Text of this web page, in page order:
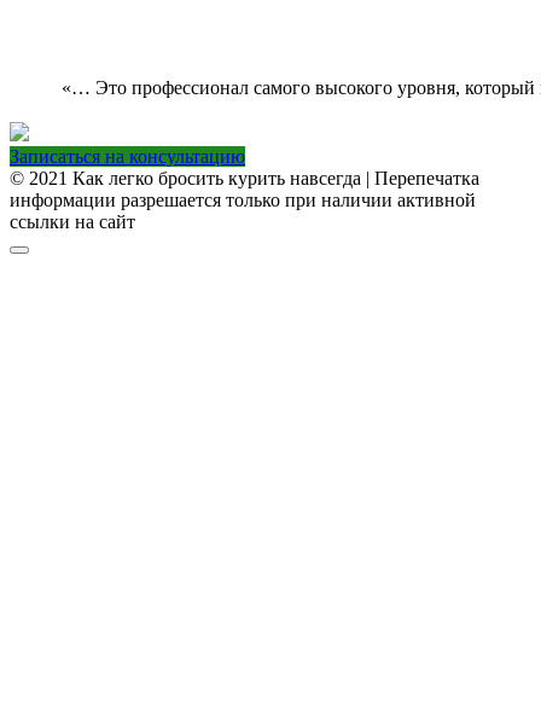
«… Это профессионал самого высокого уровня,
Записаться на консультацию
© 2021 Как легко бросить курить навсегда | Перепечатка
информации разрешается только при наличии активной
ссылки на сайт